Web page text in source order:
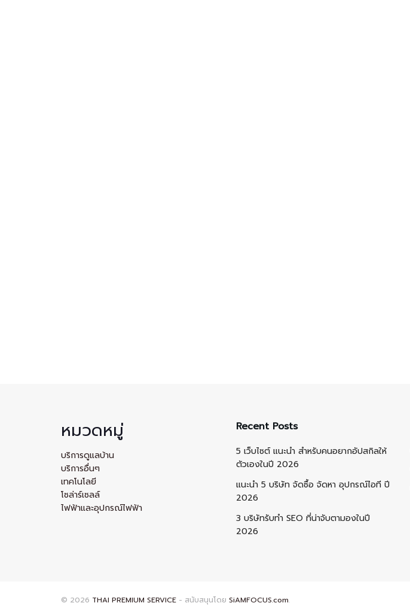
หมวดหมู่
บริการดูแลบ้าน
บริการอื่นๆ
เทคโนโลยี
โซล่าร์เซลล์
ไฟฟ้าและอุปกรณ์ไฟฟ้า
Recent Posts
5 เว็บไซต์ แนะนำ สำหรับคนอยากอัปสกิลให้
ตัวเองในปี 2026
แนะนำ 5 บริษัท จัดซื้อ จัดหา อุปกรณ์ไอที ปี
2026
3 บริษัทรับทำ SEO ที่น่าจับตามองในปี
2026
© 2026 THAI PREMIUM SERVICE - สนับสนุนโดย SiAMFOCUS.com.